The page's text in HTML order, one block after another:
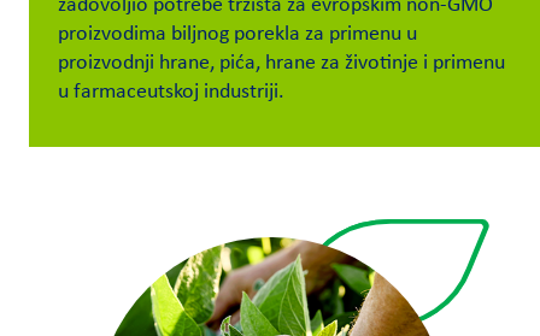
Customer
Login
Procurement
zadovoljio potrebe tržišta za evropskim non-GMO
proizvodima biljnog porekla za primenu u
proizvodnji hrane, pića, hrane za životinje i primenu
u farmaceutskoj industriji.